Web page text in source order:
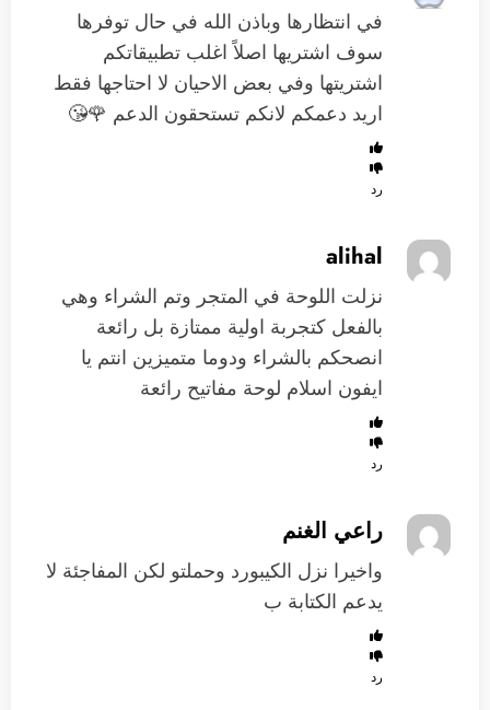
في انتظارها وباذن الله في حال توفرها
سوف اشتريها اصلاً اغلب تطبيقاتكم
اشتريتها وفي بعض الاحيان لا احتاجها فقط
اريد دعمكم لانكم تستحقون الدعم 🌹😘
رد
alihal
نزلت اللوحة في المتجر وتم الشراء وهي
بالفعل كتجربة اولية ممتازة بل رائعة
انصحكم بالشراء ودوما متميزين انتم يا
ايفون اسلام لوحة مفاتيح رائعة
رد
راعي الغنم
واخيرا نزل الكيبورد وحملتو لكن المفاجئة لا
يدعم الكتابة ب
رد